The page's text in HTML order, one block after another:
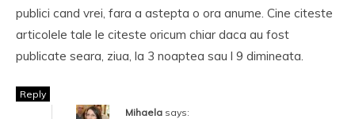
publici cand vrei, fara a astepta o ora anume. Cine citeste
articolele tale le citeste oricum chiar daca au fost
publicate seara, ziua, la 3 noaptea sau l 9 dimineata.
Reply
Mihaela says: